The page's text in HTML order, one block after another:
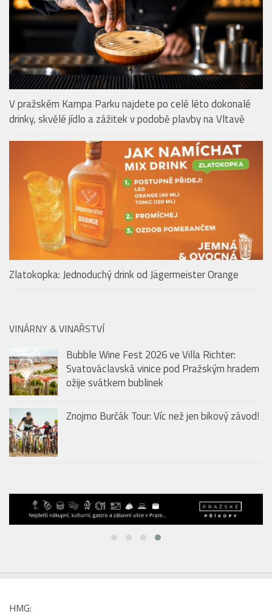
LOBY & BARY & ALKOHOL
drinky, skvělé jídlo a zážitek v podobě plavby na Vltavě
Zlatokopka: Jednoduchý drink od Jägermeister Orange
VINÁRNY & VINAŘSTVÍ
Bubble Wine Fest 2026 ve Villa Richter:
Svatováclavská vinice pod Pražským hradem
ožije svátkem bublinek
Znojmo Burčák Tour: Víc než jen bikový závod!